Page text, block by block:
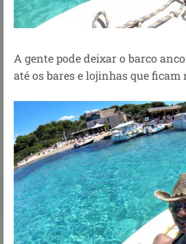
A gente pode deixar o barco
até os bares e lojinhas que ficam